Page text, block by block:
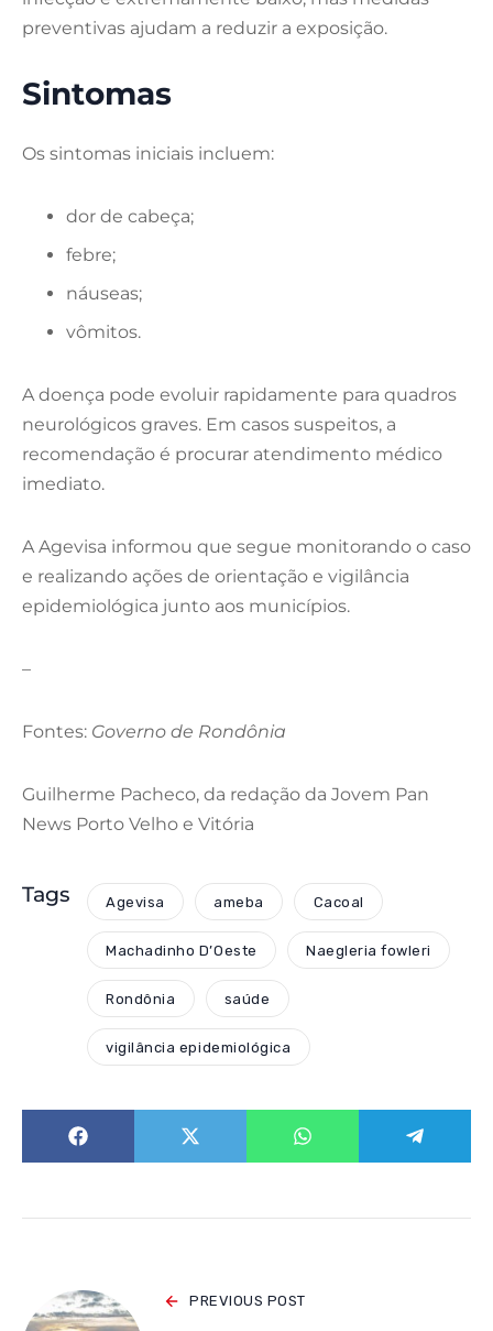
preventivas ajudam a reduzir a exposição.
Sintomas
Os sintomas iniciais incluem:
dor de cabeça;
febre;
náuseas;
vômitos.
A doença pode evoluir rapidamente para quadros
neurológicos graves. Em casos suspeitos, a
recomendação é procurar atendimento médico
imediato.
A Agevisa informou que segue monitorando o caso
e realizando ações de orientação e vigilância
epidemiológica junto aos municípios.
–
Fontes: Governo de Rondônia
Guilherme Pacheco, da redação da Jovem Pan
News Porto Velho e Vitória
Tags Agevisa ameba Cacoal
Machadinho D’Oeste Naegleria fowleri
Rondônia saúde
vigilância epidemiológica
PREVIOUS POST